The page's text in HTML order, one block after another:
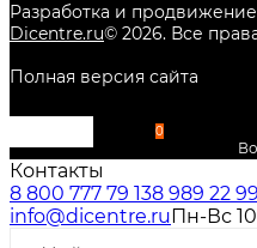
Разработка и продвижение
Dicentre.ru© 2026. Все
Полная версия сайта
0
Контакты
8 800 777 79 138 989 22
info@dicentre.ru Пн-Вс